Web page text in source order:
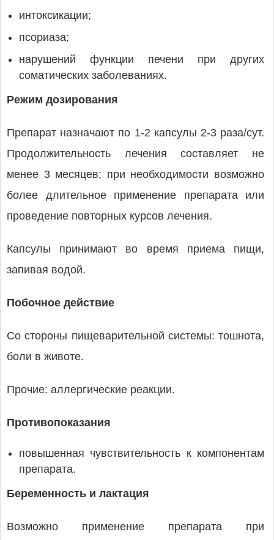
интоксикации;
псориаза;
нарушений функции печени при других
соматических заболеваниях.
Режим дозирования
Препарат назначают по 1-2 капсулы 2-3 раза/сут.
Продолжительность лечения составляет не
менее 3 месяцев; при необходимости возможно
более длительное применение препарата или
проведение повторных курсов лечения.
Капсулы принимают во время приема пищи,
запивая водой.
Побочное действие
Со стороны пищеварительной системы: тошнота,
боли в животе.
Прочие: аллергические реакции.
Противопоказания
повышенная чувствительность к компонентам
препарата.
Беременность и лактация
Возможно применение препарата при